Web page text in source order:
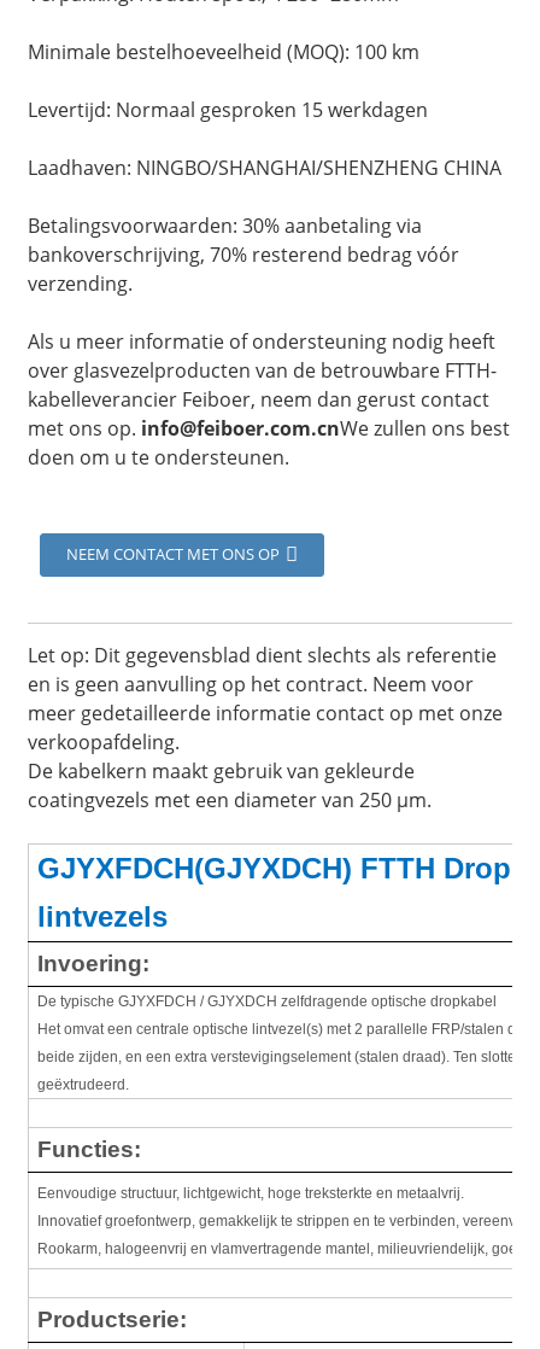
Minimale bestelhoeveelheid (MOQ): 100 km
Levertijd: Normaal gesproken 15 werkdagen
Laadhaven: NINGBO/SHANGHAI/SHENZHENG CHINA
Betalingsvoorwaarden: 30% aanbetaling via
bankoverschrijving, 70% resterend bedrag vóór
verzending.
Als u meer informatie of ondersteuning nodig heeft
over glasvezelproducten van de betrouwbare FTTH-
kabelleverancier Feiboer, neem dan gerust contact
met ons op. info@feiboer.com.cnWe zullen ons best
doen om u te ondersteunen.
NEEM CONTACT MET ONS OP
Let op: Dit gegevensblad dient slechts als referentie
en is geen aanvulling op het contract. Neem voor
meer gedetailleerde informatie contact op met onze
verkoopafdeling.
De kabelkern maakt gebruik van gekleurde
coatingvezels met een diameter van 250 μm.
GJYXFDCH(GJYXDCH) FTTH Drop
lintvezels
Invoering:
De typische GJYXFDCH / GJYXDCH zelfdragende optische dropkabel
Het omvat een centrale optische lintvezel(s) met 2 parallelle FRP/stalen
beide zijden, en een extra verstevigingselement (stalen draad). Ten slotte
geëxtrudeerd.
Functies:
Eenvoudige structuur, lichtgewicht, hoge treksterkte en metaalvrij.
Innovatief groefontwerp, gemakkelijk te strippen en te verbinden,
Rookarm, halogeenvrij en vlamvertragende mantel, milieuvriendelijk, goede
Productserie: